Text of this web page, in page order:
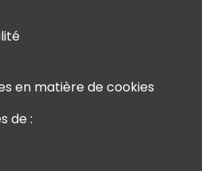
en matière de cookies
de :